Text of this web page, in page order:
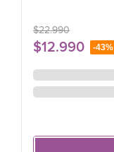
$22.990
$12.990 -43%